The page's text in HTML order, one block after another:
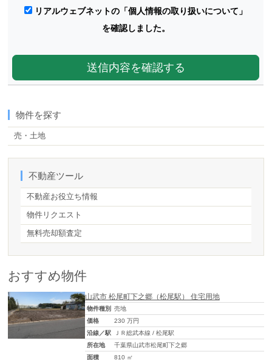
リアルウェブネットの「個人情報の取り扱いについて」
を確認しました。
物件を探す
売・土地
不動産ツール
不動産お役立ち情報
物件リクエスト
無料売却額査定
おすすめ物件
山武市 松尾町下之郷（松尾駅） 住宅用地
物件種別
売地
価格
230 万円
沿線／駅
ＪＲ総武本線 / 松尾駅
所在地
千葉県山武市松尾町下之郷
面積
810 ㎡